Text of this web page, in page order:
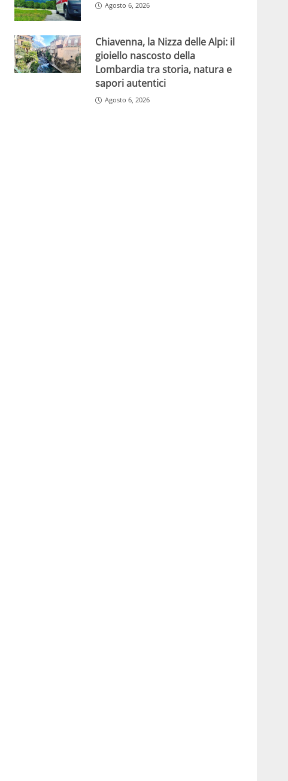
Agosto 6, 2026
Chiavenna, la Nizza delle Alpi: il
gioiello nascosto della
Lombardia tra storia, natura e
sapori autentici
Agosto 6, 2026